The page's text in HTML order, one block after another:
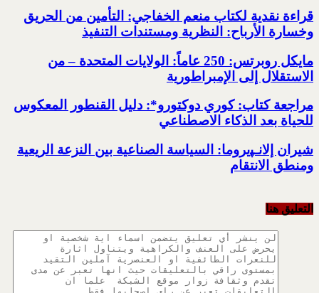
قراءة نقدية لكتاب منعم الخفاجي:‏ التأمين من الحريق
‏وخسارة الأرباح: النظرية ‏ومستندات التنفيذ
مايكل روبرتس: 250 عاماً: الولايات المتحدة – من
الاستقلال إلى الإمبراطورية
مراجعة كتاب:‏ كوري دوكتورو*:‏ دليل القنطور المعكوس
للحياة بعد ‏الذكاء الاصطناعي
شيران إلانـﭙيروما: السياسة الصناعية ‏بين النزعة الريعية
ومنطق الانتقام
التعليق هنا